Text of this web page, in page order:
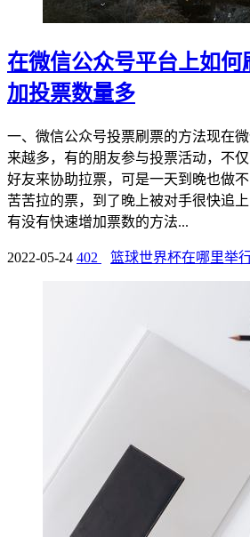
在微信公众号平台上如何
加投票数量多
一、微信公众号投票刷票的方法现在
来越多，有的朋友参与投票活动，不
好友来协助拉票，可是一天到晚也做
苦苦拉的票，到了晚上被对手很快追
有没有快速增加票数的方法...
2022-05-24 402 篮球世界杯在哪里举